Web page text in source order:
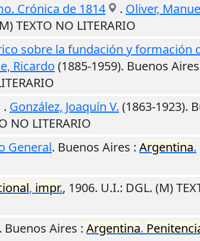
Crónica de 1814
. Oliver,
TEXTO NO LITERARIO
sobre la fundación y formación
Ricardo (1885-1959). Buenos Aires
. González, Joaquín V. (1863-1923).
NO LITERARIO
General. Buenos Aires : Argentina.
, impr., 1906. U.I.: DGL. (M)
. Buenos Aires : Argentina.